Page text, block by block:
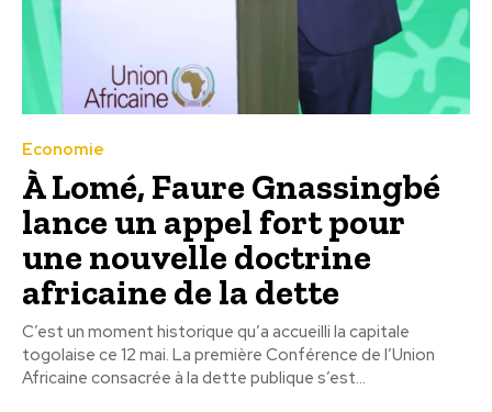
Economie
À Lomé, Faure Gnassingbé
lance un appel fort pour
une nouvelle doctrine
africaine de la dette
C’est un moment historique qu’a accueilli la capitale
togolaise ce 12 mai. La première Conférence de l’Union
Africaine consacrée à la dette publique s’est...